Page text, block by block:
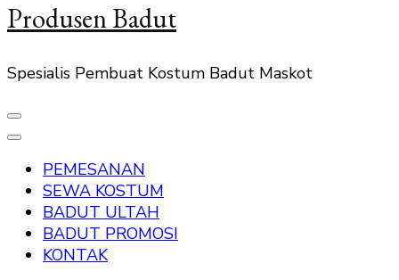
Produsen Badut
Spesialis Pembuat Kostum Badut Maskot
PEMESANAN
SEWA KOSTUM
BADUT ULTAH
BADUT PROMOSI
KONTAK